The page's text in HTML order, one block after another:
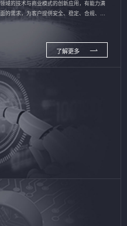
域的技术与商业模式的创新应用，有能力满
的需求，为客户提供安全、稳定、合规、持
了解更多